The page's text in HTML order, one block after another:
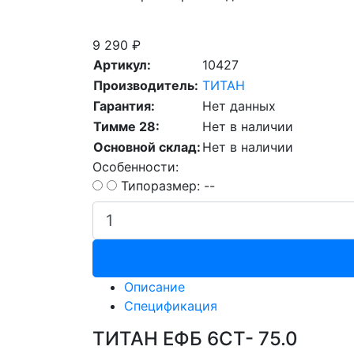
9 290 ₽
Артикул:
10427
Производитель: ТИТАН
Гарантия:
Нет данных
Тимме 28:
Нет в наличии
Основной склад: Нет в наличии
Особенности:
Типоразмер: --
Описание
Спецификация
ТИТАН ЕФБ 6СТ- 75.0